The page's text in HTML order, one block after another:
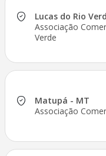
Lucas do Rio
Associação
Verde
Matupá - MT
Associação